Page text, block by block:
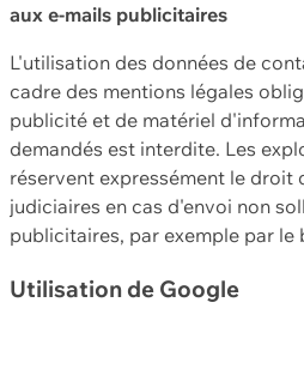
aux e-mails publicitaires
L'utilisation des données de
cadre des mentions légales
publicité et de matériel
demandés est interdite. Les
réservent expressément le droit
judiciaires en cas d'envoi non
publicitaires, par exemple par le
Utilisation de Google